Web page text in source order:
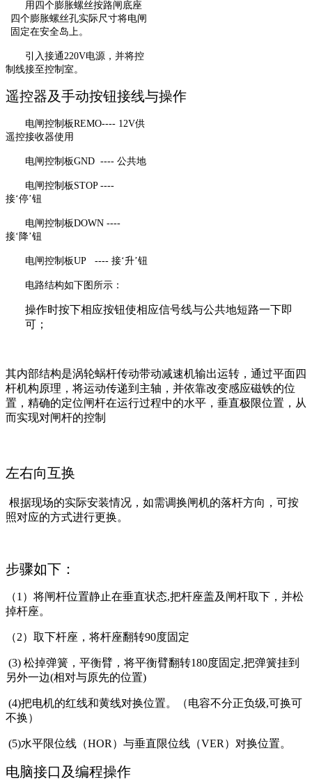
用四个膨胀螺丝按路闸底座
四个膨胀螺丝孔实际尺寸将电闸
固定在安全岛上。
引入接通220V电源，并将控
制线接至控制室。
遥控器及手动按钮接线与操作
电闸控制板REMO---- 12V供
遥控接收器使用
电闸控制板GND ---- 公共地
电闸控制板STOP ----
接‘停’钮
电闸控制板DOWN ----
接‘降’钮
电闸控制板UP ---- 接‘升’钮
电路结构如下图所示：
操作时按下相应按钮使相应信号线与公共地短路一下即
可；
其内部结构是涡轮蜗杆传动带动减速机输出运转，通过平面四
杆机构原理，将运动传递到主轴，并依靠改变感应磁铁的位
置，精确的定位闸杆在运行过程中的水平，垂直极限位置，从
而实现对闸杆的控制
左右向互换
根据现场的实际安装情况，如需调换闸机的落杆方向，可按
照对应的方式进行更换。
步骤如下：
（1）将闸杆位置静止在垂直状态,把杆座盖及闸杆取下，并松
掉杆座。
（2）取下杆座，将杆座翻转90度固定
(3) 松掉弹簧，平衡臂，将平衡臂翻转180度固定,把弹簧挂到
另外一边(相对与原先的位置)
(4)把电机的红线和黄线对换位置。（电容不分正负级,可换可
不换）
(5)水平限位线（HOR）与垂直限位线（VER）对换位置。
电脑接口及编程操作